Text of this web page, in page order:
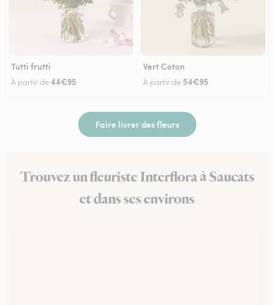
Tutti frutti
À partir de44€95
Vert Coton
À partir de 54€95
Faire livrer des fleurs
Trouvez un fleuriste Interflora à Saucats
et dans ses environs